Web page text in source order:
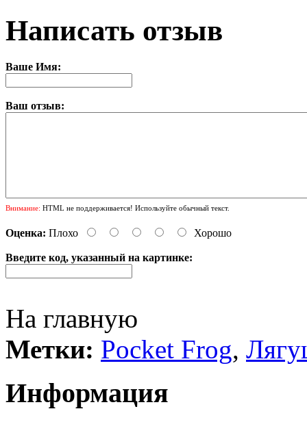
Написать отзыв
Ваше Имя:
Ваш отзыв:
Внимание: HTML не поддерживается! Используйте обычный текст.
Оценка: Плохо Хорошо
Введите код, указанный на картинке:
На главную
Метки: Pocket Frog,
Информация